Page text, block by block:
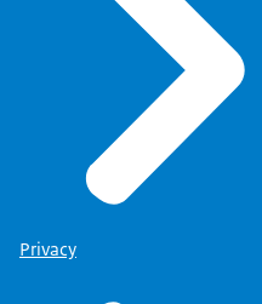
Privacy